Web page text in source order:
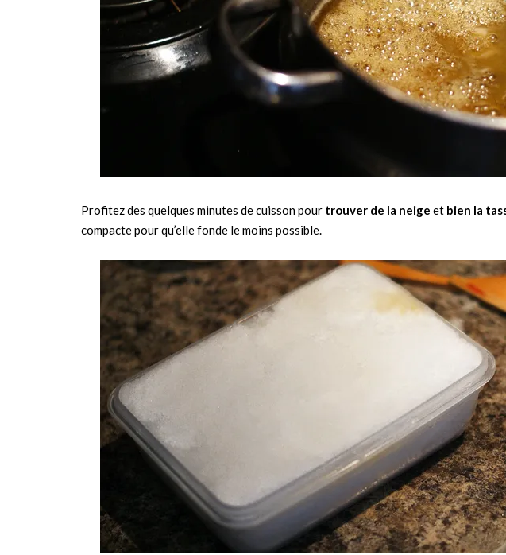
Profitez des quelques minutes de cuisson pour trouver de la neige et bien la
compacte pour qu’elle fonde le moins possible.